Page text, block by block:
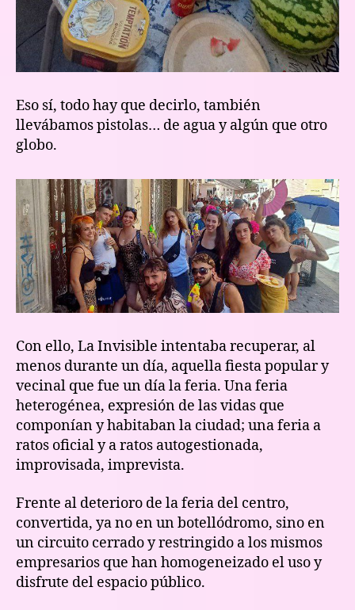
Eso sí, todo hay que decirlo, también
llevábamos pistolas… de agua y algún que otro
globo.
Con ello, La Invisible intentaba recuperar, al
menos durante un día, aquella fiesta popular y
vecinal que fue un día la feria. Una feria
heterogénea, expresión de las vidas que
componían y habitaban la ciudad; una feria a
ratos oficial y a ratos autogestionada,
improvisada, imprevista.
Frente al deterioro de la feria del centro,
convertida, ya no en un botellódromo, sino en
un circuito cerrado y restringido a los mismos
empresarios que han homogeneizado el uso y
disfrute del espacio público.